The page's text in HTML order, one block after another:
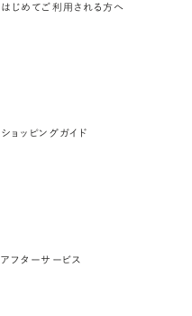
はじめてご利用される方へ
ショッピングガイド
アフターサービス